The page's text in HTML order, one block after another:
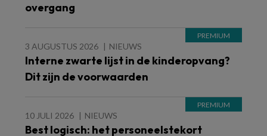
overgang
3 AUGUSTUS 2026 NIEUWS
Interne zwarte lijst in de kinderopvang?
Dit zijn de voorwaarden
10 JULI 2026 NIEUWS
Best logisch: het personeelstekort